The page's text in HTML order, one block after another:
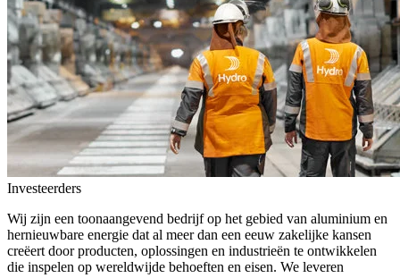
Investeerders
Wij zijn een toonaangevend bedrijf op het gebied van aluminium en
hernieuwbare energie dat al meer dan een eeuw zakelijke kansen
creëert door producten, oplossingen en industrieën te ontwikkelen
die inspelen op wereldwijde behoeften en eisen. We leveren